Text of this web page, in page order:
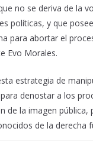
no se deriva de la
políticas, y que
para abortar el
Evo Morales.
estrategia de
denostar a los
de la imagen
de la derecha